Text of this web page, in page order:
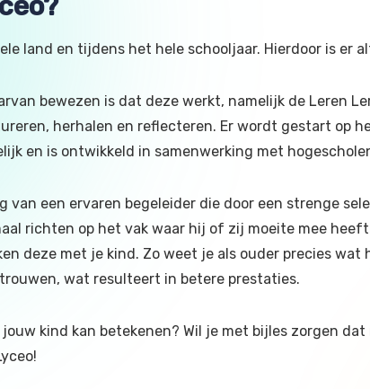
land en tijdens het hele schooljaar. Hierdoor is er
bewezen is dat deze werkt, namelijk de Leren
herhalen en reflecteren. Er wordt gestart op
en is ontwikkeld in samenwerking met
een ervaren begeleider die door een strenge
richten op het vak waar hij of zij moeite mee
deze met je kind. Zo weet je als ouder precies
wat resulteert in betere prestaties.
kind kan betekenen? Wil je met bijles zorgen